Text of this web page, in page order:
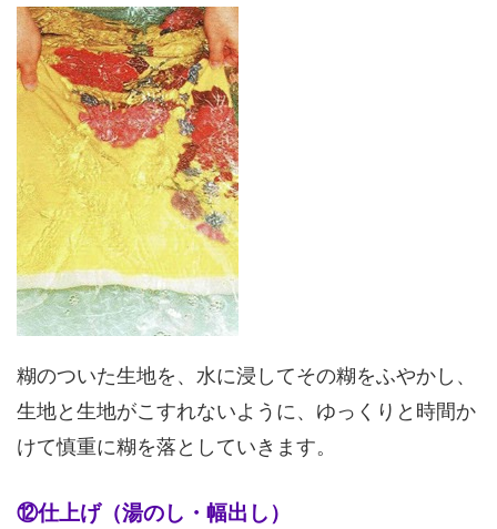
糊のついた生地を、水に浸してその糊をふやかし、
生地と生地がこすれないように、ゆっくりと時間か
けて慎重に糊を落としていきます。
⑫仕上げ（湯のし・幅出し）